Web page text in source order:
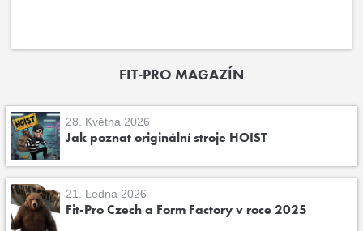
FIT-PRO MAGAZÍN
28. Května 2026
Jak poznat originální stroje HOIST
21. Ledna 2026
Fit-Pro Czech a Form Factory v roce 2025